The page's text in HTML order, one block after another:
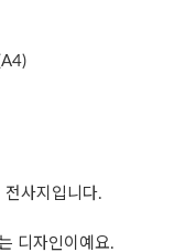
전사지입니다.
디자인이예요.